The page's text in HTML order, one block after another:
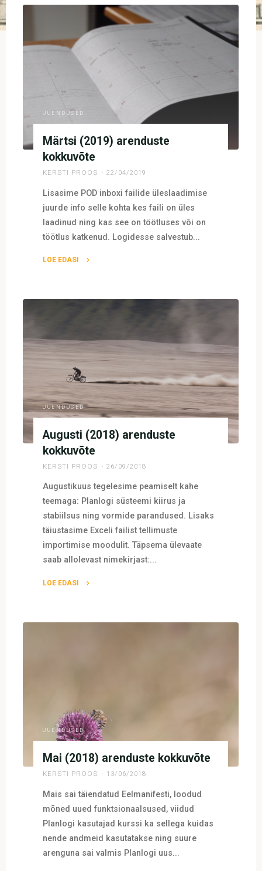
UUENDUSED
Märtsi (2019) arenduste
kokkuvõte
KERSTI PROOS 22/04/2019
Lisasime POD inboxi failide üleslaadimise
juurde info selle kohta kes faili on üles
laadinud ning kas see on töötluses või on
töötlus katkenud. Logidesse salvestub...
LOE EDASI
arenduste
UUENDUSED
Augusti (2018) arenduste
kokkuvõte
KERSTI PROOS 26/09/2018
Augustikuus tegelesime peamiselt kahe
teemaga: Planlogi süsteemi kiirus ja
stabiilsus ning vormide parandused. Lisaks
täiustasime Exceli failist tellimuste
importimise moodulit. Täpsema ülevaate
saab allolevast nimekirjast:...
LOE EDASI
arenduste
UUENDUSED
Mai (2018) arenduste kokkuvõte
KERSTI PROOS 13/06/2018
Mais sai täiendatud Eelmanifesti, loodud
mõned uued funktsionaalsused, viidud
Planlogi kasutajad kurssi ka sellega kuidas
nende andmeid kasutatakse ning suure
arenguna sai valmis Planlogi uus...